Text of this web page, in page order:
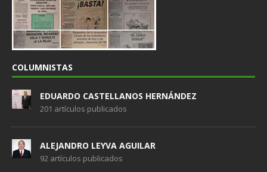
COLUMNISTAS
EDUARDO CASTELLANOS HERNÁNDEZ
201 artículos publicados
ALEJANDRO LEYVA AGUILAR
92 artículos publicados